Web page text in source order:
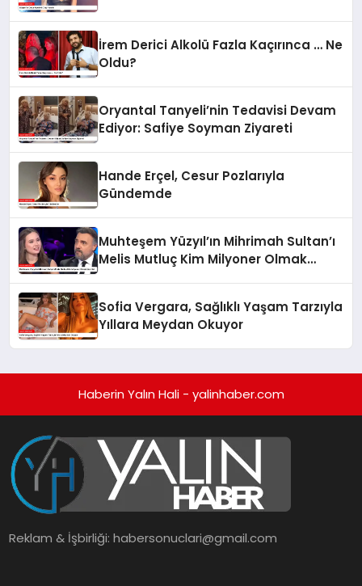
İrem Derici Alkolü Fazla Kaçırınca … Ne
Oldu?
Oryantal Tanyeli’nin Tedavisi Devam
Ediyor: Safiye Soyman Ziyareti
Hande Erçel, Cesur Pozlarıyla
Gündemde
Muhteşem Yüzyıl’ın Mihrimah Sultan’ı
Melis Mutluç Kim Milyoner Olmak
Sofia Vergara, Sağlıklı Yaşam Tarzıyla
Yıllara Meydan Okuyor
Haberin Yalın Hali - yalinhaber.com
Reklam & İşbirliği:habersonuclari@gmail.com